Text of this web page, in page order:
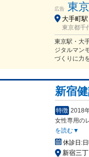
広告 東
大手町
東京都千
東京駅・大
ジタルマン
づくりに力
新宿
特徴 2018
女性専用の
を読む▼
休診日:
新宿三